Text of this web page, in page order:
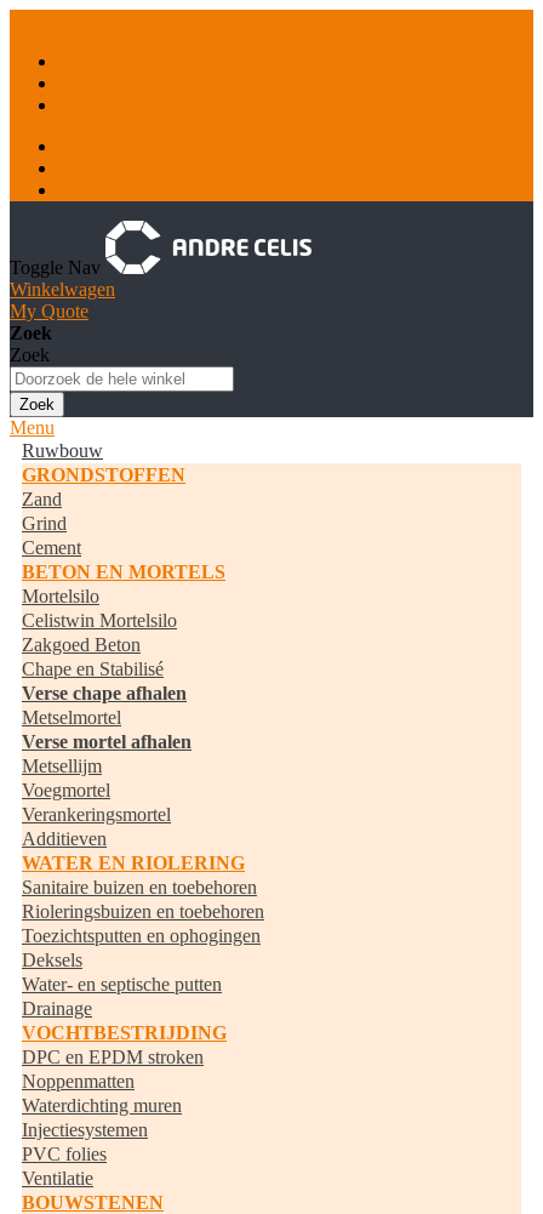
Toggle Nav
Winkelwagen
My Quote
Zoek
Zoek
Zoek
Menu
Ruwbouw
GRONDSTOFFEN
Zand
Grind
Cement
BETON EN MORTELS
Mortelsilo
Celistwin Mortelsilo
Zakgoed Beton
Chape en Stabilisé
Verse chape afhalen
Metselmortel
Verse mortel afhalen
Metsellijm
Voegmortel
Verankeringsmortel
Additieven
WATER EN RIOLERING
Sanitaire buizen en toebehoren
Rioleringsbuizen en toebehoren
Toezichtsputten en ophogingen
Deksels
Water- en septische putten
Drainage
VOCHTBESTRIJDING
DPC en EPDM stroken
Noppenmatten
Waterdichting muren
Injectiesystemen
PVC folies
Ventilatie
BOUWSTENEN